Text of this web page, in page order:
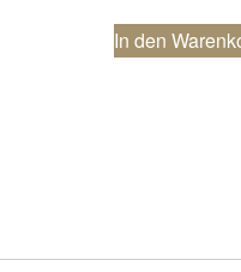
In den